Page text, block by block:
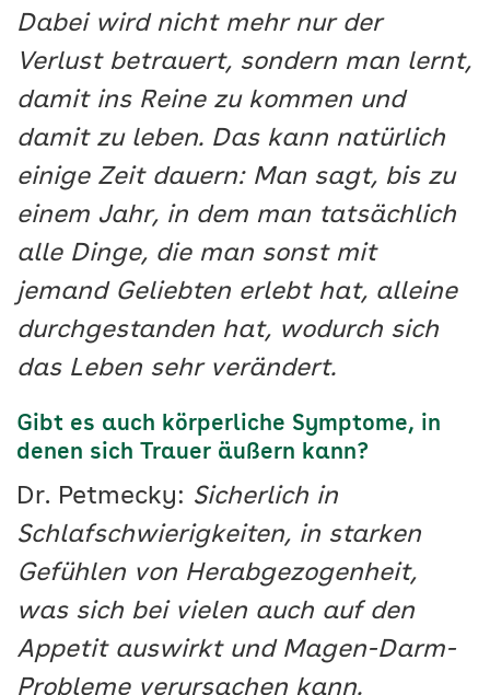
Dabei wird nicht mehr nur der
Verlust betrauert, sondern man lernt,
damit ins Reine zu kommen und
damit zu leben. Das kann natürlich
einige Zeit dauern: Man sagt, bis zu
einem Jahr, in dem man tatsächlich
alle Dinge, die man sonst mit
jemand Geliebten erlebt hat, alleine
durchgestanden hat, wodurch sich
das Leben sehr verändert.
Gibt es auch körperliche Symptome, in
denen sich Trauer äußern kann?
Dr. Petmecky: Sicherlich in
Schlafschwierigkeiten, in starken
Gefühlen von Herabgezogenheit,
was sich bei vielen auch auf den
Appetit auswirkt und Magen-Darm-
Probleme verursachen kann.